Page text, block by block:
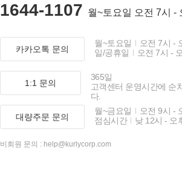
1644-1107 월~토요일 오전 7시 -
카카오톡 문의
월~토요일
오전 7시 -
일/공휴일
오전 7시 -
1:1 문의
365일
고객센터 운영시간에 순
다.
대량주문 문의
월~금요일
오전 9시 -
점심시간
낮 12시 - 오
비회원 문의 : help@kurlycorp.com